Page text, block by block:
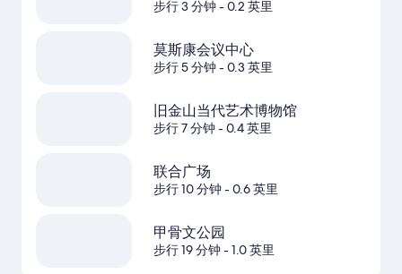
步行 3 分钟- 0.2 英里
莫斯康会议中心
步行 5 分钟- 0.3 英里
旧金山当代艺术博物馆
步行 7 分钟- 0.4 英里
联合广场
步行 10 分钟- 0.6 英里
甲骨文公园
步行 19 分钟- 1.0 英里